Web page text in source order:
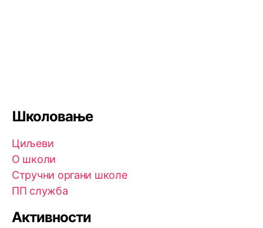
Школовање
Циљеви
О школи
Стручни органи школе
ПП служба
Активности